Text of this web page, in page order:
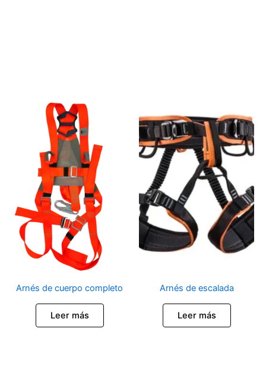
Arnés de cuerpo completo
Leer más
Arnés de escalada
Leer más